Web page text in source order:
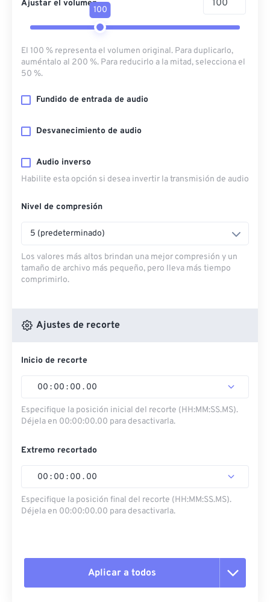
Ajustar el volumen
100
El 100 % representa el volumen original. Para duplicarlo,
auméntalo al 200 %. Para reducirlo a la mitad, selecciona el
50 %.
Fundido de entrada de audio
Desvanecimiento de audio
Audio inverso
Habilite esta opción si desea invertir la transmisión de audio
Nivel de compresión
5 (predeterminado)
Los valores más altos brindan una mejor compresión y un
tamaño de archivo más pequeño, pero lleva más tiempo
comprimirlo.
Ajustes de recorte
Inicio de recorte
00 : 00 : 00 . 00
Especifique la posición inicial del recorte (HH:MM:SS.MS).
Déjela en 00:00:00.00 para desactivarla.
Extremo recortado
00 : 00 : 00 . 00
Especifique la posición final del recorte (HH:MM:SS.MS).
Déjela en 00:00:00.00 para desactivarla.
Aplicar a todos